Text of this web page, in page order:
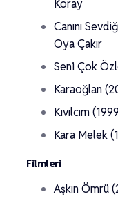
Koray
Canını
Oya Çakır
Seni Çok
Karaoğlan
Kıvılcım
Kara Melek
Filmleri
Aşkın Ömrü